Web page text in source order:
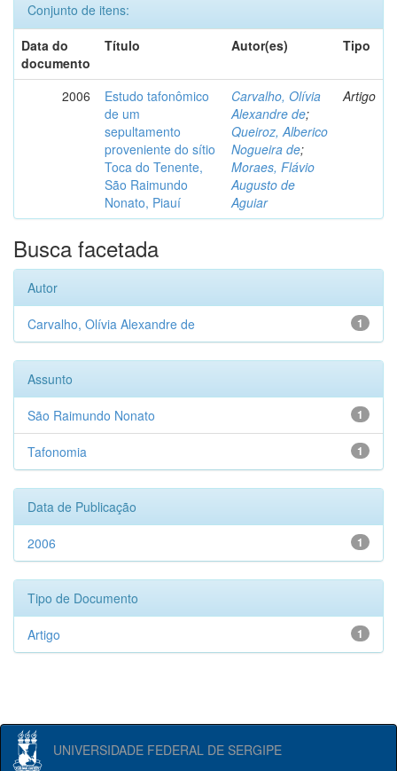
Conjunto de itens:
Data do
documento
Título Autor(es) Tipo
2006
Estudo tafonômico
de um
sepultamento
proveniente do sítio
Toca do Tenente,
São Raimundo
Nonato, Piauí
Carvalho, Olívia
Alexandre de;
Queiroz, Alberico
Nogueira de;
Moraes, Flávio
Augusto de
Aguiar
Artigo
Busca facetada
Autor
1
Carvalho, Olívia Alexandre de
Assunto
1
São Raimundo Nonato
1
Tafonomia
Data de Publicação
1
2006
Tipo de Documento
1
Artigo
UNIVERSIDADE FEDERAL DE SERGIPE